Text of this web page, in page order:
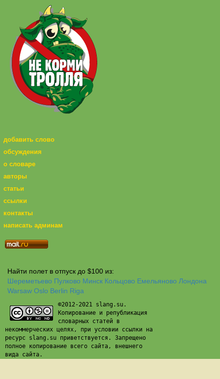
добавить слово
обсуждения
о словаре
авторы
статьи
ссылки
контакты
написать админам
Найти полет в отпуск до $100 из:
Шереметьево Пулково Минск Кольцово Емельяново Лондона
Warsaw Oslo Berlin Riga
©2012-2021 slang.su.
Копирование и републикация
словарных статей в
некоммерческих целях, при условии ссылки на
ресурс slang.su приветствуется. Запрещено
полное копирование всего сайта, внешнего
вида сайта.